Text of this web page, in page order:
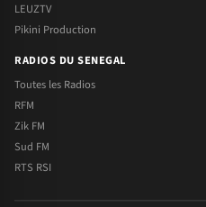
LEUZTV
Pikini Production
RADIOS DU SENEGAL
Toutes les Radios
RFM
Zik FM
Sud FM
RTS RSI